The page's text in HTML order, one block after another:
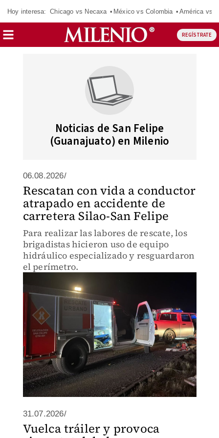
Hoy interesa: Chicago vs Necaxa México vs Colombia América vs
REGÍSTRATE
Noticias de San Felipe
(Guanajuato) en Milenio
06.08.2026/
Rescatan con vida a conductor
atrapado en accidente de
carretera Silao-San Felipe
Para realizar las labores de rescate, los
brigadistas hicieron uso de equipo
hidráulico especializado y resguardaron
el perímetro.
31.07.2026/
Vuelca tráiler y provoca